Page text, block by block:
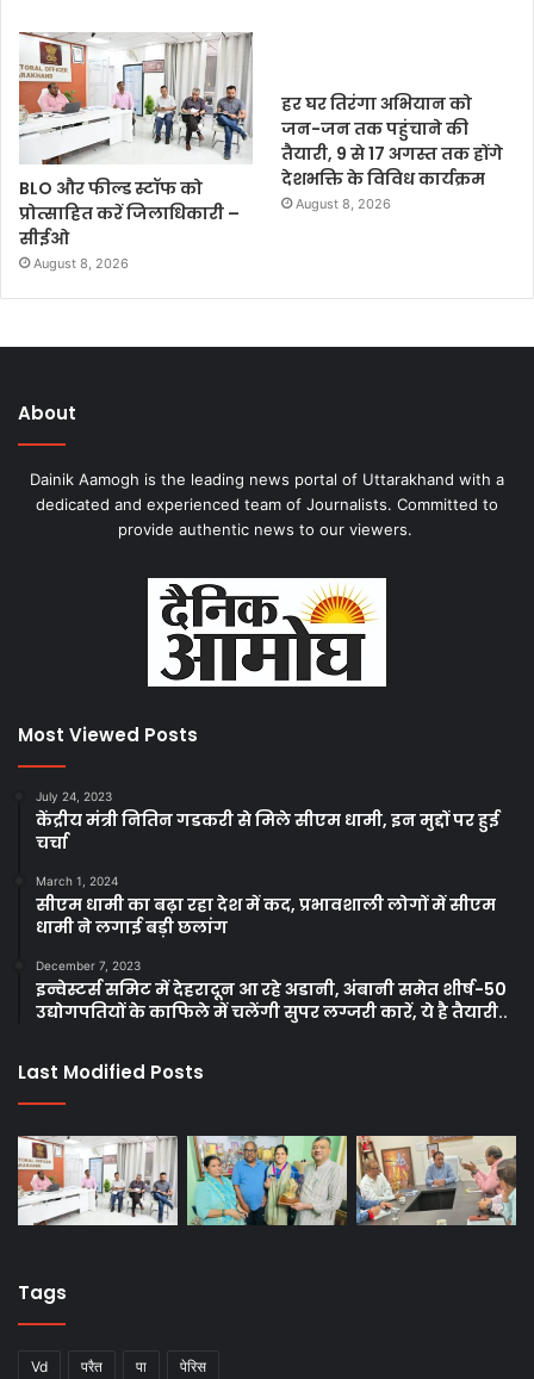
BLO और फील्ड स्टॉफ को
प्रोत्साहित करें जिलाधिकारी –
सीईओ
August 8, 2026
हर घर तिरंगा अभियान को
जन-जन तक पहुंचाने की
तैयारी, 9 से 17 अगस्त तक होंगे
देशभक्ति के विविध कार्यक्रम
August 8, 2026
About
Dainik Aamogh is the leading news portal of Uttarakhand with a
dedicated and experienced team of Journalists. Committed to
provide authentic news to our viewers.
Most Viewed Posts
July 24, 2023
केंद्रीय मंत्री नितिन गडकरी से मिले सीएम धामी, इन मुद्दों पर हुई
चर्चा
March 1, 2024
सीएम धामी का बढ़ा रहा देश में कद, प्रभावशाली लोगों में सीएम
धामी ने लगाई बड़ी छलांग
December 7, 2023
इन्वेस्टर्स समिट में देहरादून आ रहे अडानी, अंबानी समेत शीर्ष-50
उद्योगपतियों के काफिले में चलेंगी सुपर लग्जरी कारें, ये है तैयारी..
Last Modified Posts
Tags
Vd परैत पा पेरिस